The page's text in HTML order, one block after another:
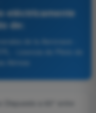
eléctricamente
de:
de la Aeronave -